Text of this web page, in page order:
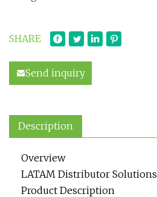
SHARE
Send inquiry
Description
Overview
LATAM Distributor Solutions
Product Description